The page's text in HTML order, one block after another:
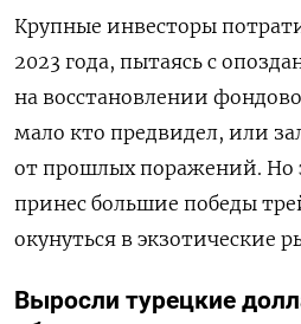
Крупные инвесторы
2023 года, пытаясь с
на восстановлении
мало кто предвидел, или
от прошлых поражений. Но
принес большие победы
окунуться в экзотические
Выросли турецкие